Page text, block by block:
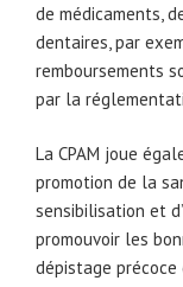
de médicaments,
dentaires, par
remboursements
par la
La CPAM joue
promotion de la
sensibilisation et
promouvoir les
dépistage